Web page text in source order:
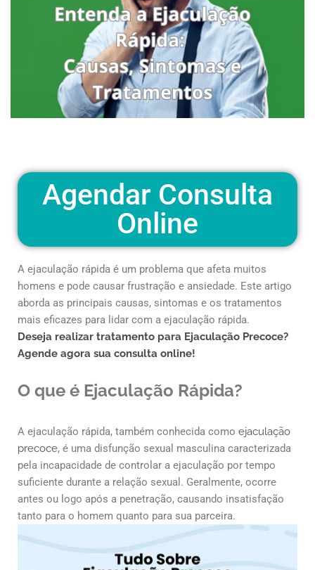
Agendar Consulta
Online
A ejaculação rápida é um problema que afeta muitos
homens e pode causar frustração e ansiedade. Este artigo
aborda as principais causas, sintomas e os tratamentos
mais eficazes para lidar com a ejaculação rápida.
Deseja realizar tratamento para Ejaculação Precoce?
Agende agora sua consulta online!
O que é Ejaculação Rápida?
A ejaculação rápida, também conhecida como ejaculação
precoce, é uma disfunção sexual masculina caracterizada
pela incapacidade de controlar a ejaculação por tempo
suficiente durante a relação sexual. Geralmente, ocorre
antes ou logo após a penetração, causando insatisfação
tanto para o homem quanto para sua parceira.